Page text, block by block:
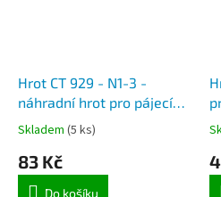
Hrot CT 929 - N1-3 -
náhradní hrot pro pájecí
stanici CT 929
Skladem (5 ks)
83 Kč
Do košíku